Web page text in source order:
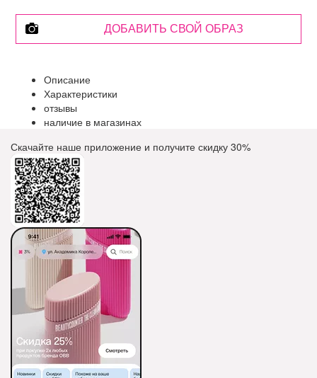
ДОБАВИТЬ СВОЙ ОБРАЗ
Описание
Характеристики
отзывы
наличие в магазинах
Скачайте наше приложение и получите скидку 30%